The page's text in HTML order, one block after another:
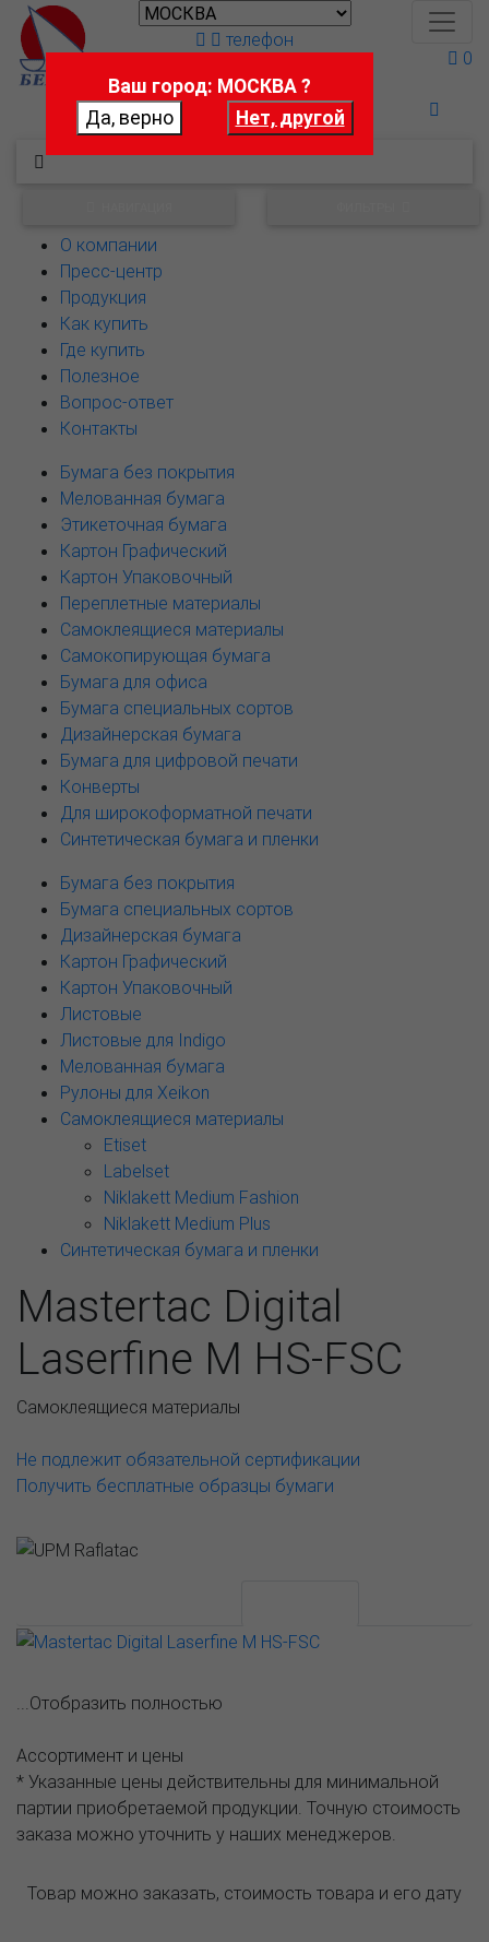
Поможем выбрать
телефон
0
О компании
Пресс-центр
Продукция
Как купить
Где купить
Полезное
Вопрос-ответ
Контакты
Бумага без покрытия
Мелованная бумага
Этикеточная бумага
Картон Графический
Картон Упаковочный
Переплетные материалы
Самоклеящиеся материалы
Самокопирующая бумага
Бумага для офиса
Бумага специальных сортов
Дизайнерская бумага
Бумага для цифровой печати
Конверты
Для широкоформатной печати
Синтетическая бумага и пленки
Бумага без покрытия
Бумага специальных сортов
Дизайнерская бумага
Картон Графический
Картон Упаковочный
Листовые
Листовые для Indigo
Мелованная бумага
Рулоны для Xeikon
Самоклеящиеся материалы
Etiset
Labelset
Niklakett Medium Fashion
Niklakett Medium Plus
Синтетическая бумага и пленки
Mastertac Digital
Laserfine M HS-FSC
Самоклеящиеся материалы
Не подлежит обязательной сертификации
Получить бесплатные образцы бумаги
...Отобразить полностью
Ассортимент и цены
* Указанные цены действительны для минимальной
партии приобретаемой продукции. Точную стоимость
заказа можно уточнить у наших менеджеров.
Товар можно заказать, стоимость товара и его дату
Ваш город: МОСКВА ?